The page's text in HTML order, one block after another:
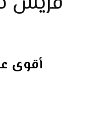
أقوى